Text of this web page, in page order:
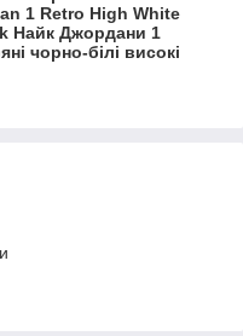
1 Retro High White
Найк Джордани 1
чорно-білі високі